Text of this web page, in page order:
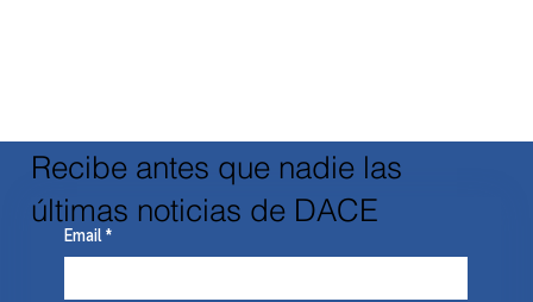
Recibe antes que nadie las
últimas noticias de DACE
Email *